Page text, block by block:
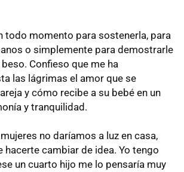
todo momento para sostenerla, para
o simplemente para demostrarle
Confieso que me ha
las lágrimas el amor que se
y cómo recibe a su bebé en un
y tranquilidad.
no daríamos a luz en casa,
hacerte cambiar de idea. Yo tengo
un cuarto hijo me lo pensaría muy